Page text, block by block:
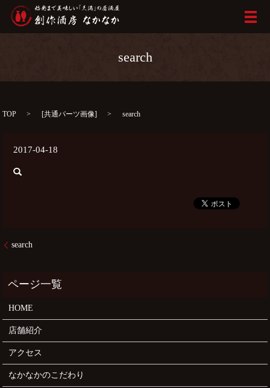
メ
search
TOP [共通パーツ画像] search
2017-04-18
search
HOME
店舗紹介
アクセス
なかなかのこだわり